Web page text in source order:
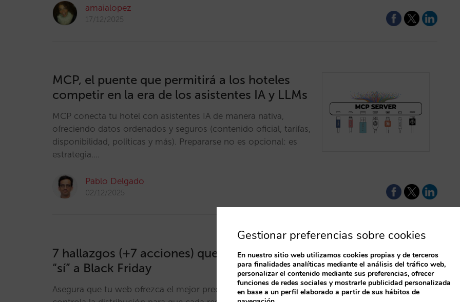
amaialopez
17/12/2025
MCP, el puente que permitirá a los hoteles
competir en la era de los asistentes IA y LLMs
MCP conecta tu hotel con asistentes IA de manera nativa,
ofreciendo datos ordenados y seguros (contenido oficial, tarifas,
disponibilidad, políticas y más). Prepararse no es opcional: es
estrategia.…
Pablo Delgado
02/12/2025
7 hallazgos (+7 acciones) que te harán decir
“sí” a Black Friday
Asegura que tu web ofrezca el mejor precio y condiciones, y
Gestionar preferencias sobre cookies
En nuestro sitio web utilizamos cookies propias y de terceros
para finalidades analíticas mediante el análisis del tráfico web,
personalizar el contenido mediante sus preferencias, ofrecer
funciones de redes sociales y mostrarle publicidad personalizada
en base a un perfil elaborado a partir de sus hábitos de